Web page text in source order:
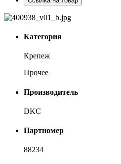
Категория
Крепеж
Прочее
Производитель
DKC
Партномер
88234